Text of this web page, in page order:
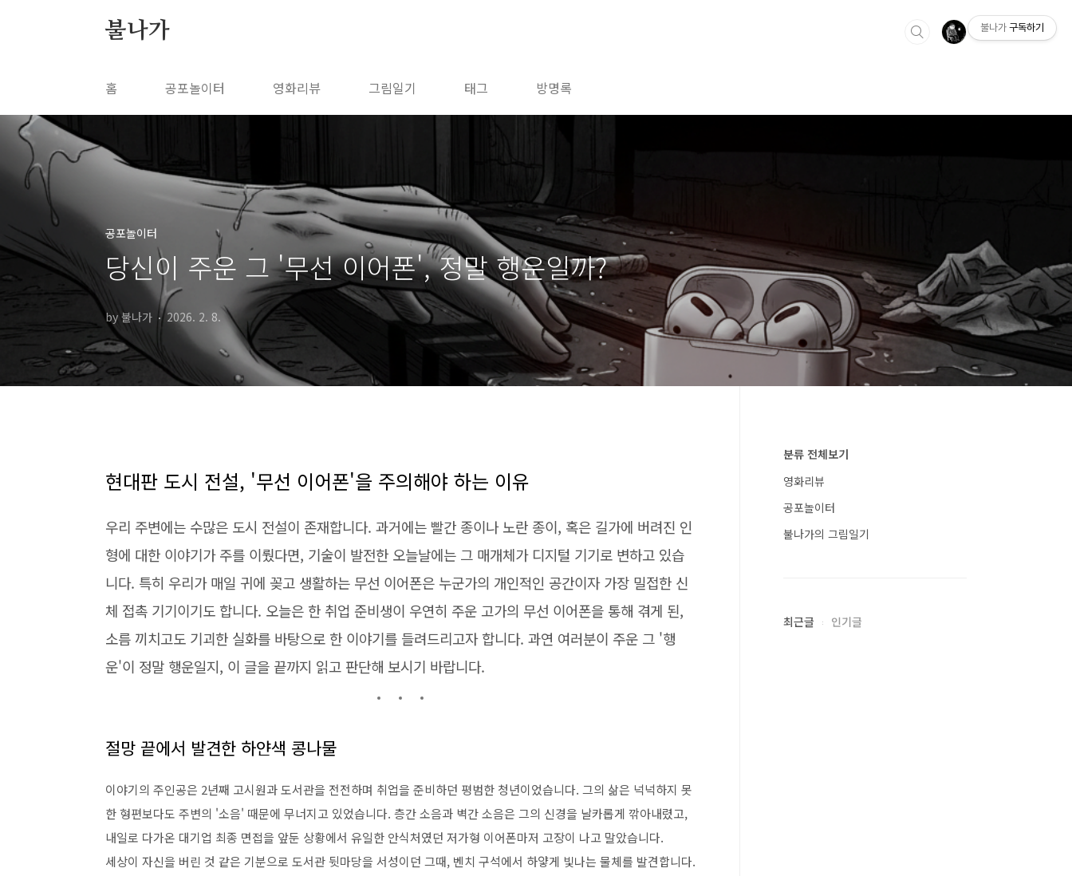
불나가
홈 공포놀이터 영화리뷰 그림일기 태그 방명록
공포놀이터
당신이 주운 그 '무선 이어폰', 정말 행운일까?
by 불나가 2026. 2. 8.
현대판 도시 전설, '무선 이어폰'을 주의해야 하는 이유
우리 주변에는 수많은 도시 전설이 존재합니다. 과거에는 빨간 종이나 노란 종이, 혹은 길가에 버려진 인
형에 대한 이야기가 주를 이뤘다면, 기술이 발전한 오늘날에는 그 매개체가 디지털 기기로 변하고 있습
니다. 특히 우리가 매일 귀에 꽂고 생활하는 무선 이어폰은 누군가의 개인적인 공간이자 가장 밀접한 신
체 접촉 기기이기도 합니다. 오늘은 한 취업 준비생이 우연히 주운 고가의 무선 이어폰을 통해 겪게 된,
소름 끼치고도 기괴한 실화를 바탕으로 한 이야기를 들려드리고자 합니다. 과연 여러분이 주운 그 '행
운'이 정말 행운일지, 이 글을 끝까지 읽고 판단해 보시기 바랍니다.
절망 끝에서 발견한 하얀색 콩나물
이야기의 주인공은 2년째 고시원과 도서관을 전전하며 취업을 준비하던 평범한 청년이었습니다. 그의 삶은 넉넉하지 못
한 형편보다도 주변의 '소음' 때문에 무너지고 있었습니다. 층간 소음과 벽간 소음은 그의 신경을 날카롭게 깎아내렸고,
내일로 다가온 대기업 최종 면접을 앞둔 상황에서 유일한 안식처였던 저가형 이어폰마저 고장이 나고 말았습니다.
세상이 자신을 버린 것 같은 기분으로 도서관 뒷마당을 서성이던 그때, 벤치 구석에서 하얗게 빛나는 물체를 발견합니다.
분류 전체보기
영화리뷰
공포놀이터
불나가의 그림일기
최근글 인기글
불나가 구독하기